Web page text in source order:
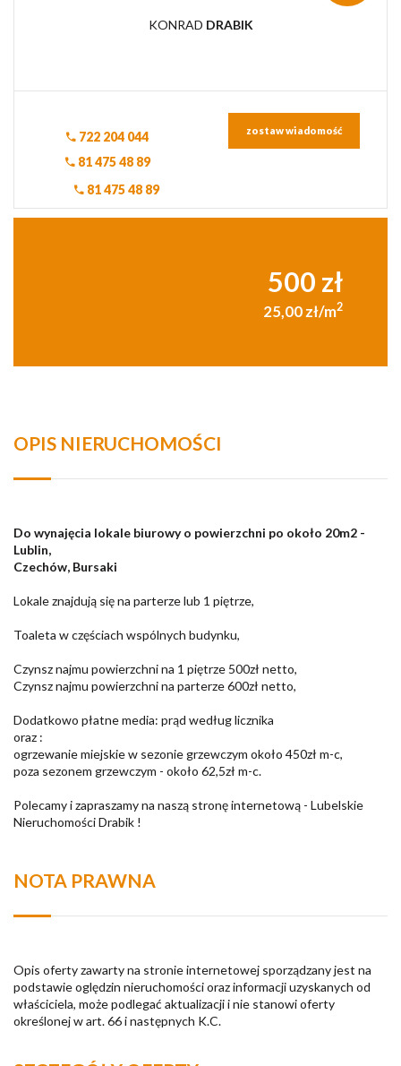
KONRAD DRABIK
722 204 044
81 475 48 89
81 475 48 89
zostaw wiadomość
500 zł
25,00 zł/m2
OPIS NIERUCHOMOŚCI
Do wynajęcia lokale biurowy o powierzchni po około 20m2 -
Lublin,
Czechów, Bursaki
Lokale znajdują się na parterze lub 1 piętrze,
Toaleta w częściach wspólnych budynku,
Czynsz najmu powierzchni na 1 piętrze 500zł netto,
Czynsz najmu powierzchni na parterze 600zł netto,
Dodatkowo płatne media: prąd według licznika
oraz :
ogrzewanie miejskie w sezonie grzewczym około 450zł m-c,
poza sezonem grzewczym - około 62,5zł m-c.
Polecamy i zapraszamy na naszą stronę internetową - Lubelskie
Nieruchomości Drabik !
NOTA PRAWNA
Opis oferty zawarty na stronie internetowej sporządzany jest na
podstawie oględzin nieruchomości oraz informacji uzyskanych od
właściciela, może podlegać aktualizacji i nie stanowi oferty
określonej w art. 66 i następnych K.C.